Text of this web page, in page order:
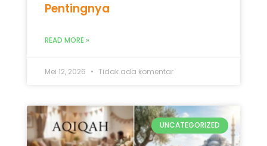
Pentingnya
READ MORE »
Mei 12, 2026 Tidak ada komentar
UNCATEGORIZED